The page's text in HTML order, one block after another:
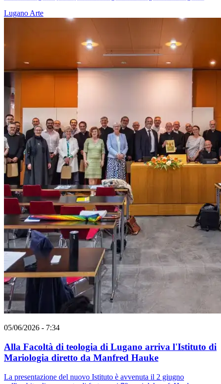
LuganoArte
05/06/2026 - 7:34
Alla Facoltà di teologia di Lugano arriva l'Istituto di
Mariologia diretto da Manfred Hauke
La presentazione del nuovo Istituto è avvenuta il 2 giugno